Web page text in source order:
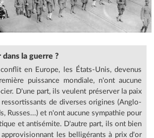
la guerre ?
en Europe, les États-Unis, devenus
puissance mondiale, n'ont aucune
D'une part, ils veulent préserver la paix
de diverses origines (Anglo-
Russes...) et n'ont aucune sympathie pour
et antisémite. D'autre part, ils ont bien
approvisionnant les belligérants à prix d'or